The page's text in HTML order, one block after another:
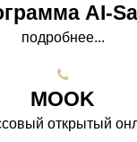
AI-
подробнее...
МООK
открытый